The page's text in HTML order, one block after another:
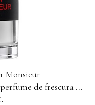
Monsieur
de frescura ...